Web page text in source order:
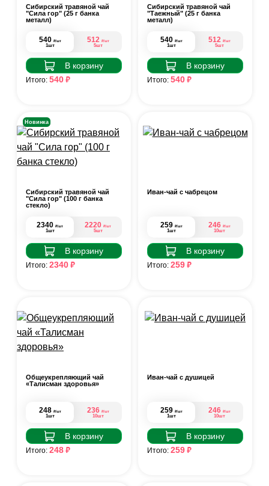
Сибирский травяной чай
"Сила гор" (25 г банка
металл)
540 ₽/шт
1шт
512 ₽/шт
5шт
В корзину
Итого: 540₽
Сибирский травяной чай
"Таежный" (25 г банка
металл)
540 ₽/шт
1шт
512 ₽/шт
5шт
В корзину
Итого: 540₽
Новинка
Сибирский травяной чай
"Сила гор" (100 г банка
стекло)
2340 ₽/шт
1шт
2220 ₽/шт
5шт
В корзину
Итого: 2340₽
Иван-чай с чабрецом
259 ₽/шт
1шт
246 ₽/шт
10шт
В корзину
Итого: 259₽
Общеукрепляющий чай
«Талисман здоровья»
248 ₽/шт
1шт
236 ₽/шт
10шт
В корзину
Итого: 248₽
Иван-чай с душицей
259 ₽/шт
1шт
246 ₽/шт
10шт
В корзину
Итого: 259₽